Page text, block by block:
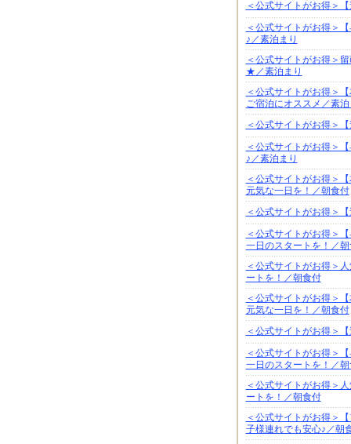
＜公式サイトがお得＞
＜公式サイトがお得＞
♪／素泊まり
＜公式サイトがお得＞
★／素泊まり
＜公式サイトがお得＞
ご宿泊にオススメ／素泊
＜公式サイトがお得＞
＜公式サイトがお得＞
♪／素泊まり
＜公式サイトがお得＞
元気な一日を！／朝食付
＜公式サイトがお得＞
＜公式サイトがお得＞
一日のスタートを！／朝
＜公式サイトがお得＞
ートを！／朝食付
＜公式サイトがお得＞
元気な一日を！／朝食付
＜公式サイトがお得＞
＜公式サイトがお得＞
一日のスタートを！／朝
＜公式サイトがお得＞
ートを！／朝食付
＜公式サイトがお得＞
子様連れでも安心♪／朝